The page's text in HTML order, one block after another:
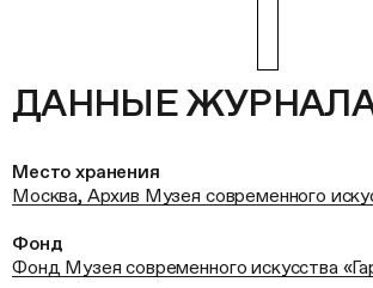
ДАННЫЕ
Место хранения
Москва, Архив Музея современного
Фонд
Фонд Музея современного искусства